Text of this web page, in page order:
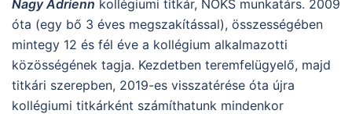
Nagy Adrienn kollégiumi titkár, NOKS munkatárs. 2009
óta (egy bő 3 éves megszakítással), összességében
mintegy 12 és fél éve a kollégium alkalmazotti
közösségének tagja. Kezdetben teremfelügyelő, majd
titkári szerepben, 2019-es visszatérése óta újra
kollégiumi titkárként számíthatunk mindenkor